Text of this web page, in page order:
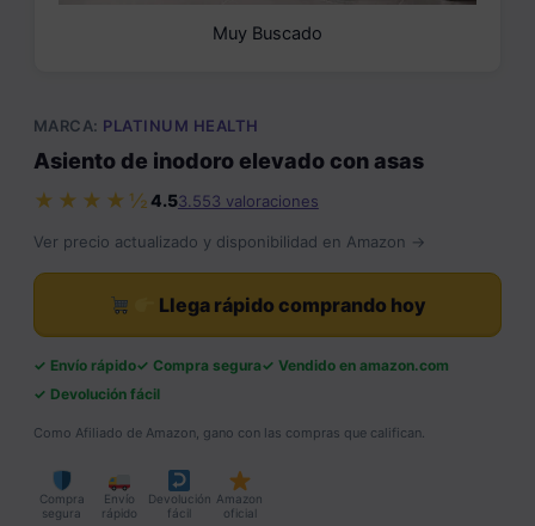
Muy Buscado
MARCA: PLATINUM HEALTH
Asiento de inodoro elevado con asas
★★★★½4.53.553 valoraciones
Ver precio actualizado y disponibilidad en Amazon →
Llega rápido comprando hoy
Envío rápido Compra segura
Vendido en amazon.com
Devolución fácil
Como Afiliado de Amazon, gano con las compras que califican.
Compra
segura
Envío
rápido
Devolución
fácil
Amazon
oficial